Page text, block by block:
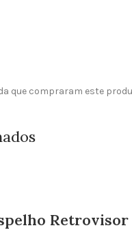
que compraram este